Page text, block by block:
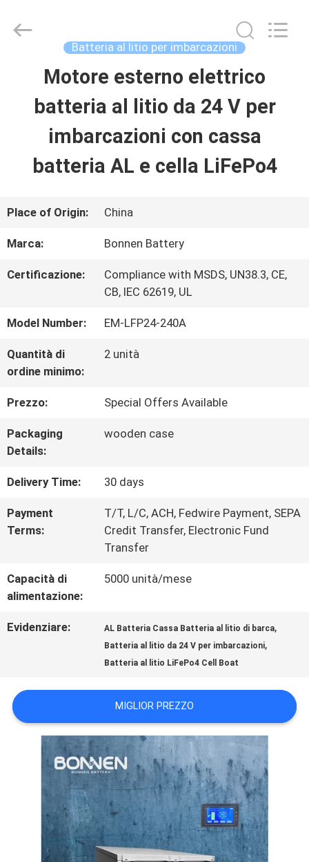
CASA
PRODOTTI
SIAMO
DI
QUALITÀ
CONTATTACI
DEL
SITO
SULLA
PRIVACY
Bonnen
Battery
Batteria al litio per imbarcazioni
Motore esterno elettrico
batteria al litio da 24 V per
imbarcazioni con cassa
batteria AL e cella LiFePo4
Place of Origin: China
Marca: Bonnen Battery
Certificazione:
Compliance with MSDS, UN38.3, CE,
CB, IEC 62619, UL
Model Number: EM-LFP24-240A
Quantità di
ordine minimo:
2 unità
Prezzo: Special Offers Available
Packaging
Details:
wooden case
Delivery Time: 30 days
Payment
Terms:
T/T, L/C, ACH, Fedwire Payment, SEPA
Credit Transfer, Electronic Fund
Transfer
Capacità di
alimentazione:
5000 unità/mese
Evidenziare: AL Batteria Cassa Batteria al litio di barca,
Batteria al litio da 24 V per imbarcazioni,
Batteria al litio LiFePo4 Cell Boat
MIGLIOR PREZZO